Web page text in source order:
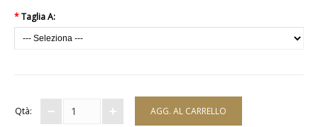
VELI
COMPLETI
*Taglia A:
Qtà: